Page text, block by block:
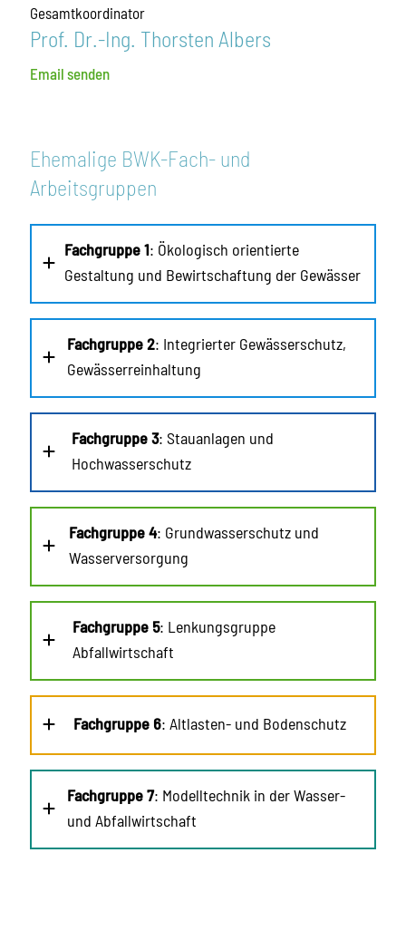
Gesamtkoordinator
Prof. Dr.-Ing. Thorsten Albers
Email senden
Email senden
Ehemalige BWK-Fach- und
Arbeitsgruppen
Fachgruppe 1: Ökologisch orientierte
Gestaltung und Bewirtschaftung der Gewässer
Fachgruppe 2: Integrierter Gewässerschutz,
Gewässerreinhaltung
Fachgruppe 3: Stauanlagen und
Hochwasserschutz
Fachgruppe 4: Grundwasserschutz und
Wasserversorgung
Fachgruppe 5: Lenkungsgruppe
Abfallwirtschaft
Fachgruppe 6: Altlasten- und Bodenschutz
Fachgruppe 7: Modelltechnik in der Wasser-
und Abfallwirtschaft